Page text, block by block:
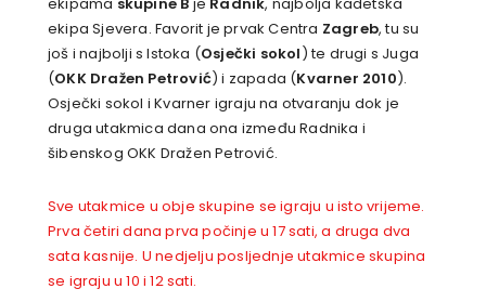
ekipama skupine B je Radnik, najbolja kadetska
ekipa Sjevera. Favorit je prvak Centra Zagreb, tu su
još i najbolji s Istoka (Osječki sokol ) te drugi s Juga
(OKK Dražen Petrović) i zapada (Kvarner 2010).
Osječki sokol i Kvarner igraju na otvaranju dok je
druga utakmica dana ona između Radnika i
šibenskog OKK Dražen Petrović.
Sve utakmice u obje skupine se igraju u isto vrijeme.
Prva četiri dana prva počinje u 17 sati, a druga dva
sata kasnije. U nedjelju posljednje utakmice skupina
se igraju u 10 i 12 sati.